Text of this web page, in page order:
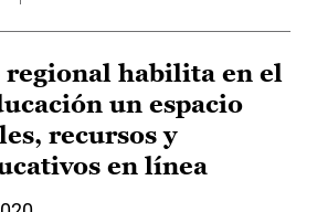
regional habilita en el
un espacio
recursos y
en línea